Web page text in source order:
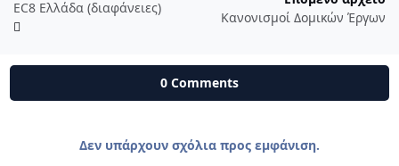
EC8 Ελλάδα (διαφάνειες)
Κανονισμοί Δομικών Έργων
0 Comments
Δεν υπάρχουν σχόλια προς εμφάνιση.